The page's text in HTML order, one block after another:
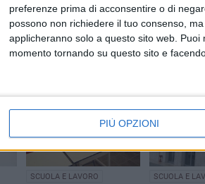
preferenze prima di acconsentire o di
possono non richiedere il tuo consenso,
applicheranno solo a questo sito web.
momento tornando su questo sito e
PIÙ OPZIONI
SCUOLA E LAVORO SCUOLA E